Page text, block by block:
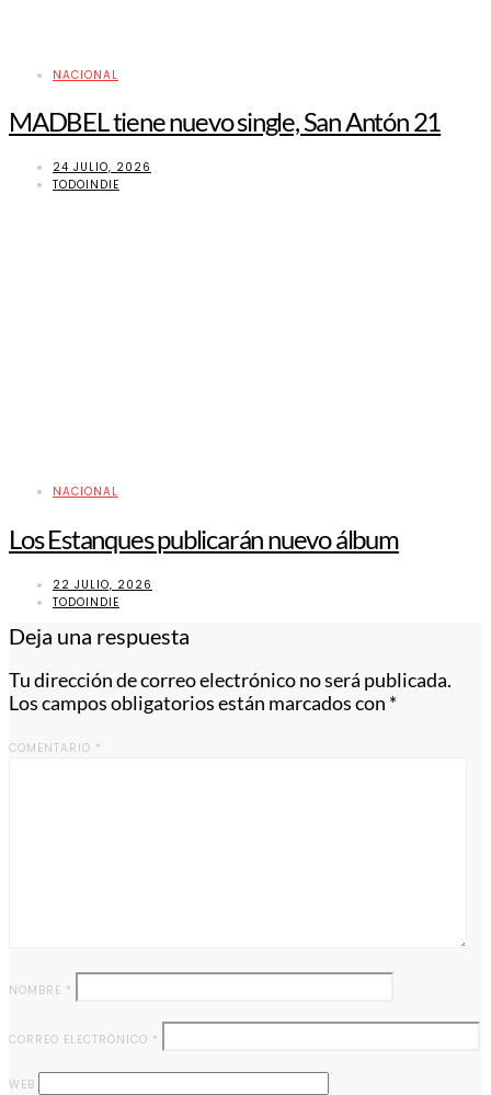
NACIONAL
MADBEL tiene nuevo single, San Antón 21
24 JULIO, 2026
TODOINDIE
NACIONAL
Los Estanques publicarán nuevo álbum
22 JULIO, 2026
TODOINDIE
Deja una respuesta
Tu dirección de correo electrónico no será publicada.
Los campos obligatorios están marcados con *
COMENTARIO *
NOMBRE *
CORREO ELECTRÓNICO *
WEB